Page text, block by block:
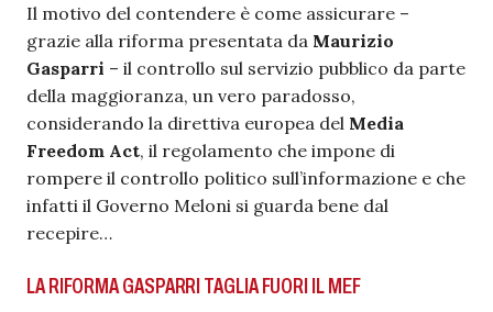
Il motivo del contendere è come assicurare –
grazie alla riforma presentata da Maurizio
Gasparri – il controllo sul servizio pubblico da parte
della maggioranza, un vero paradosso,
considerando la direttiva europea del Media
Freedom Act, il regolamento che impone di
rompere il controllo politico sull’informazione e che
infatti il Governo Meloni si guarda bene dal
recepire…
LA RIFORMA GASPARRI TAGLIA FUORI IL MEF